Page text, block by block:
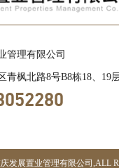
管理有限公司
青枫北路8号B8栋18、19
发展置业管理有限公司,ALL